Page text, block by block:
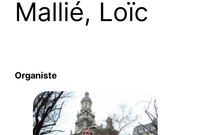
Mallié, Loïc
Organiste